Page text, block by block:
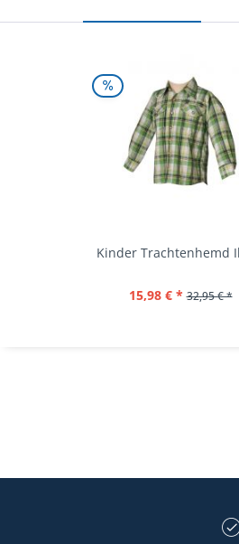
15,98 € * 32,95 € *